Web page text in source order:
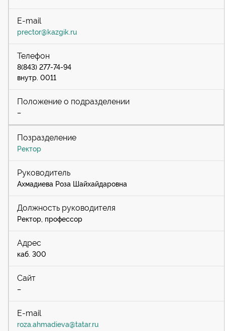
prector@kazgik.ru
8(843) 277-74-94
внутр. 0011
–
Ректор
Ахмадиева Роза Шайхайдаровна
Ректор, профессор
каб. 300
–
roza.ahmadieva@tatar.ru